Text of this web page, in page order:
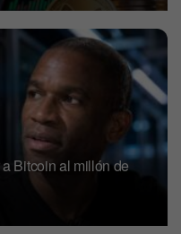
Bitcoin al millón de